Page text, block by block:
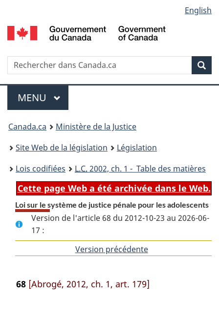
au
contenu
propos
de
la
HTML
simplifiée
selection
English
Recherche
Menu
MENU PRINCIPAL
You
are
here:
Canada.ca
Ministère de la Justice
Site Web de la législation
Législation
Lois codifiées
L.C. 2002, ch. 1 - Table des matières
Cette page Web a été archivée dans le Web.
Loi sur le système de justice pénale pour les adolescents
Version de l'article 68 du 2012-10-23 au 2026-06-
17 :
Version précédentede
68 [Abrogé, 2012, ch. 1, art. 179]